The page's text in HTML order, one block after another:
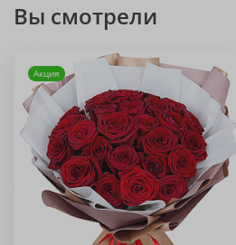
Вы смотрели
Акция